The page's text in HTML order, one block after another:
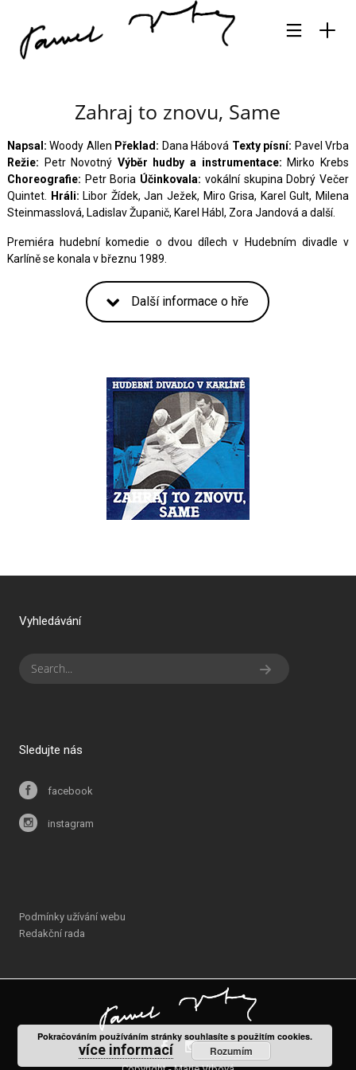
Zahraj to znovu, Same
Napsal: Woody Allen Překlad: Dana Hábová Texty písní: Pavel Vrba
Režie: Petr Novotný Výběr hudby a instrumentace: Mirko Krebs
Choreografie: Petr Boria Účinkovala: vokální skupina Dobrý Večer
Quintet.
Hráli: Libor Žídek, Jan Ježek, Miro Grisa, Karel Gult, Milena
Steinmasslová, Ladislav Županič, Karel Hábl, Zora Jandová a další.
Premiéra hudební komedie o dvou dílech v Hudebním divadle v
Karlíně se konala v březnu 1989.
Další informace o hře
Vyhledávání
Sledujte nás
facebook
instagram
Podmínky užívání webu
Redakční rada
Pokračováním používáním stránky souhlasíte s použitím cookies.
více informací Rozumím